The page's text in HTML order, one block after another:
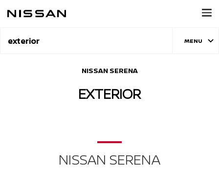
exterior MENU
NISSAN SERENA
EXTERIOR
NISSAN SERENA